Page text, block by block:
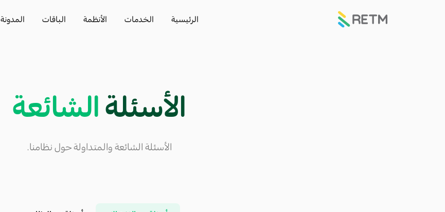
الرئيسية الخدمات الأنظمة الباقات المدونة
الأسئلة الشائعة
الأسئلة الشائعة والمتداولة حول نظامنا.